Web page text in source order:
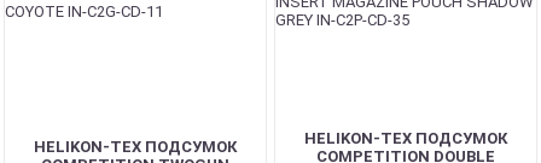
HELIKON-TEX ПОДСУМОК
HELIKON-TEX ПОДСУМОК
COMPETITION DOUBLE